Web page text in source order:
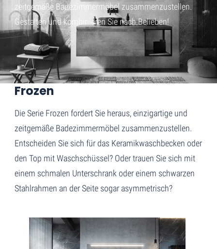
zeitgemäße Badezimmermöbel zusammenzustellen.
Gestalten und kombinieren Sie nach Belieben!
Home Frozen
Frozen
Die Serie Frozen fordert Sie heraus, einzigartige und
zeitgemäße Badezimmermöbel zusammenzustellen.
Entscheiden Sie sich für das Keramikwaschbecken oder
den Top mit Waschschüssel? Oder trauen Sie sich mit
einem schmalen Unterschrank oder einem schwarzen
Stahlrahmen an der Seite sogar asymmetrisch?